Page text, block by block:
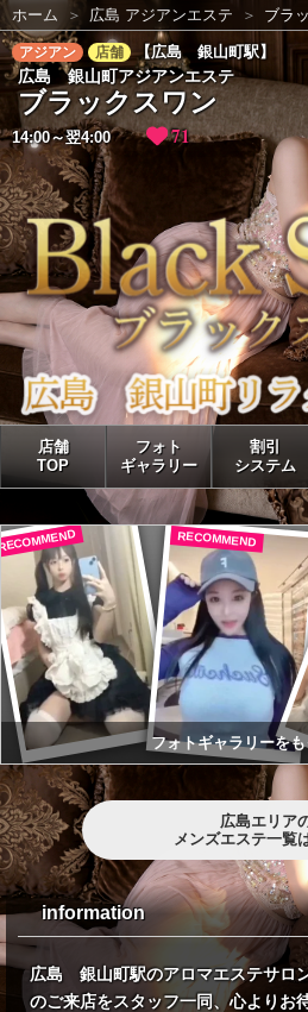
ホーム 広島 アジアンエステ ブラ
アジアン 店舗 【広島 銀山町駅】
広島 銀山町アジアンエステ
ブラックスワン
14:00～翌4:00 71
店舗
TOP
フォト
ギャラリー
割引
システム
RECOMMEND
フォトギャラリーを
広島エリア
メンズエステ一覧
information
広島 銀山町駅のアロマエステサロ
のご来店をスタッフ一同、心よりお